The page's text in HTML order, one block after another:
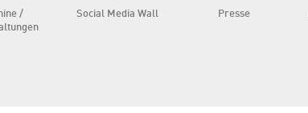
/
Social Media Wall Presse